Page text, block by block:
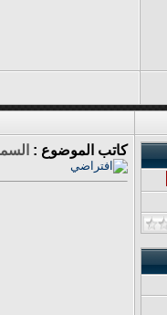
كاتب الموضوع :